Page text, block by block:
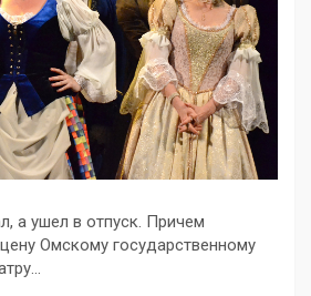
а ушел в отпуск. Причем
Омскому государственному